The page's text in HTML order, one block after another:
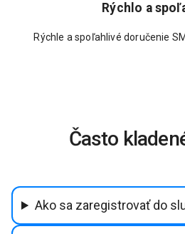
Rýchlo a
Rýchle a spoľahlivé doručenie
Často
Ako sa zaregistrovať do